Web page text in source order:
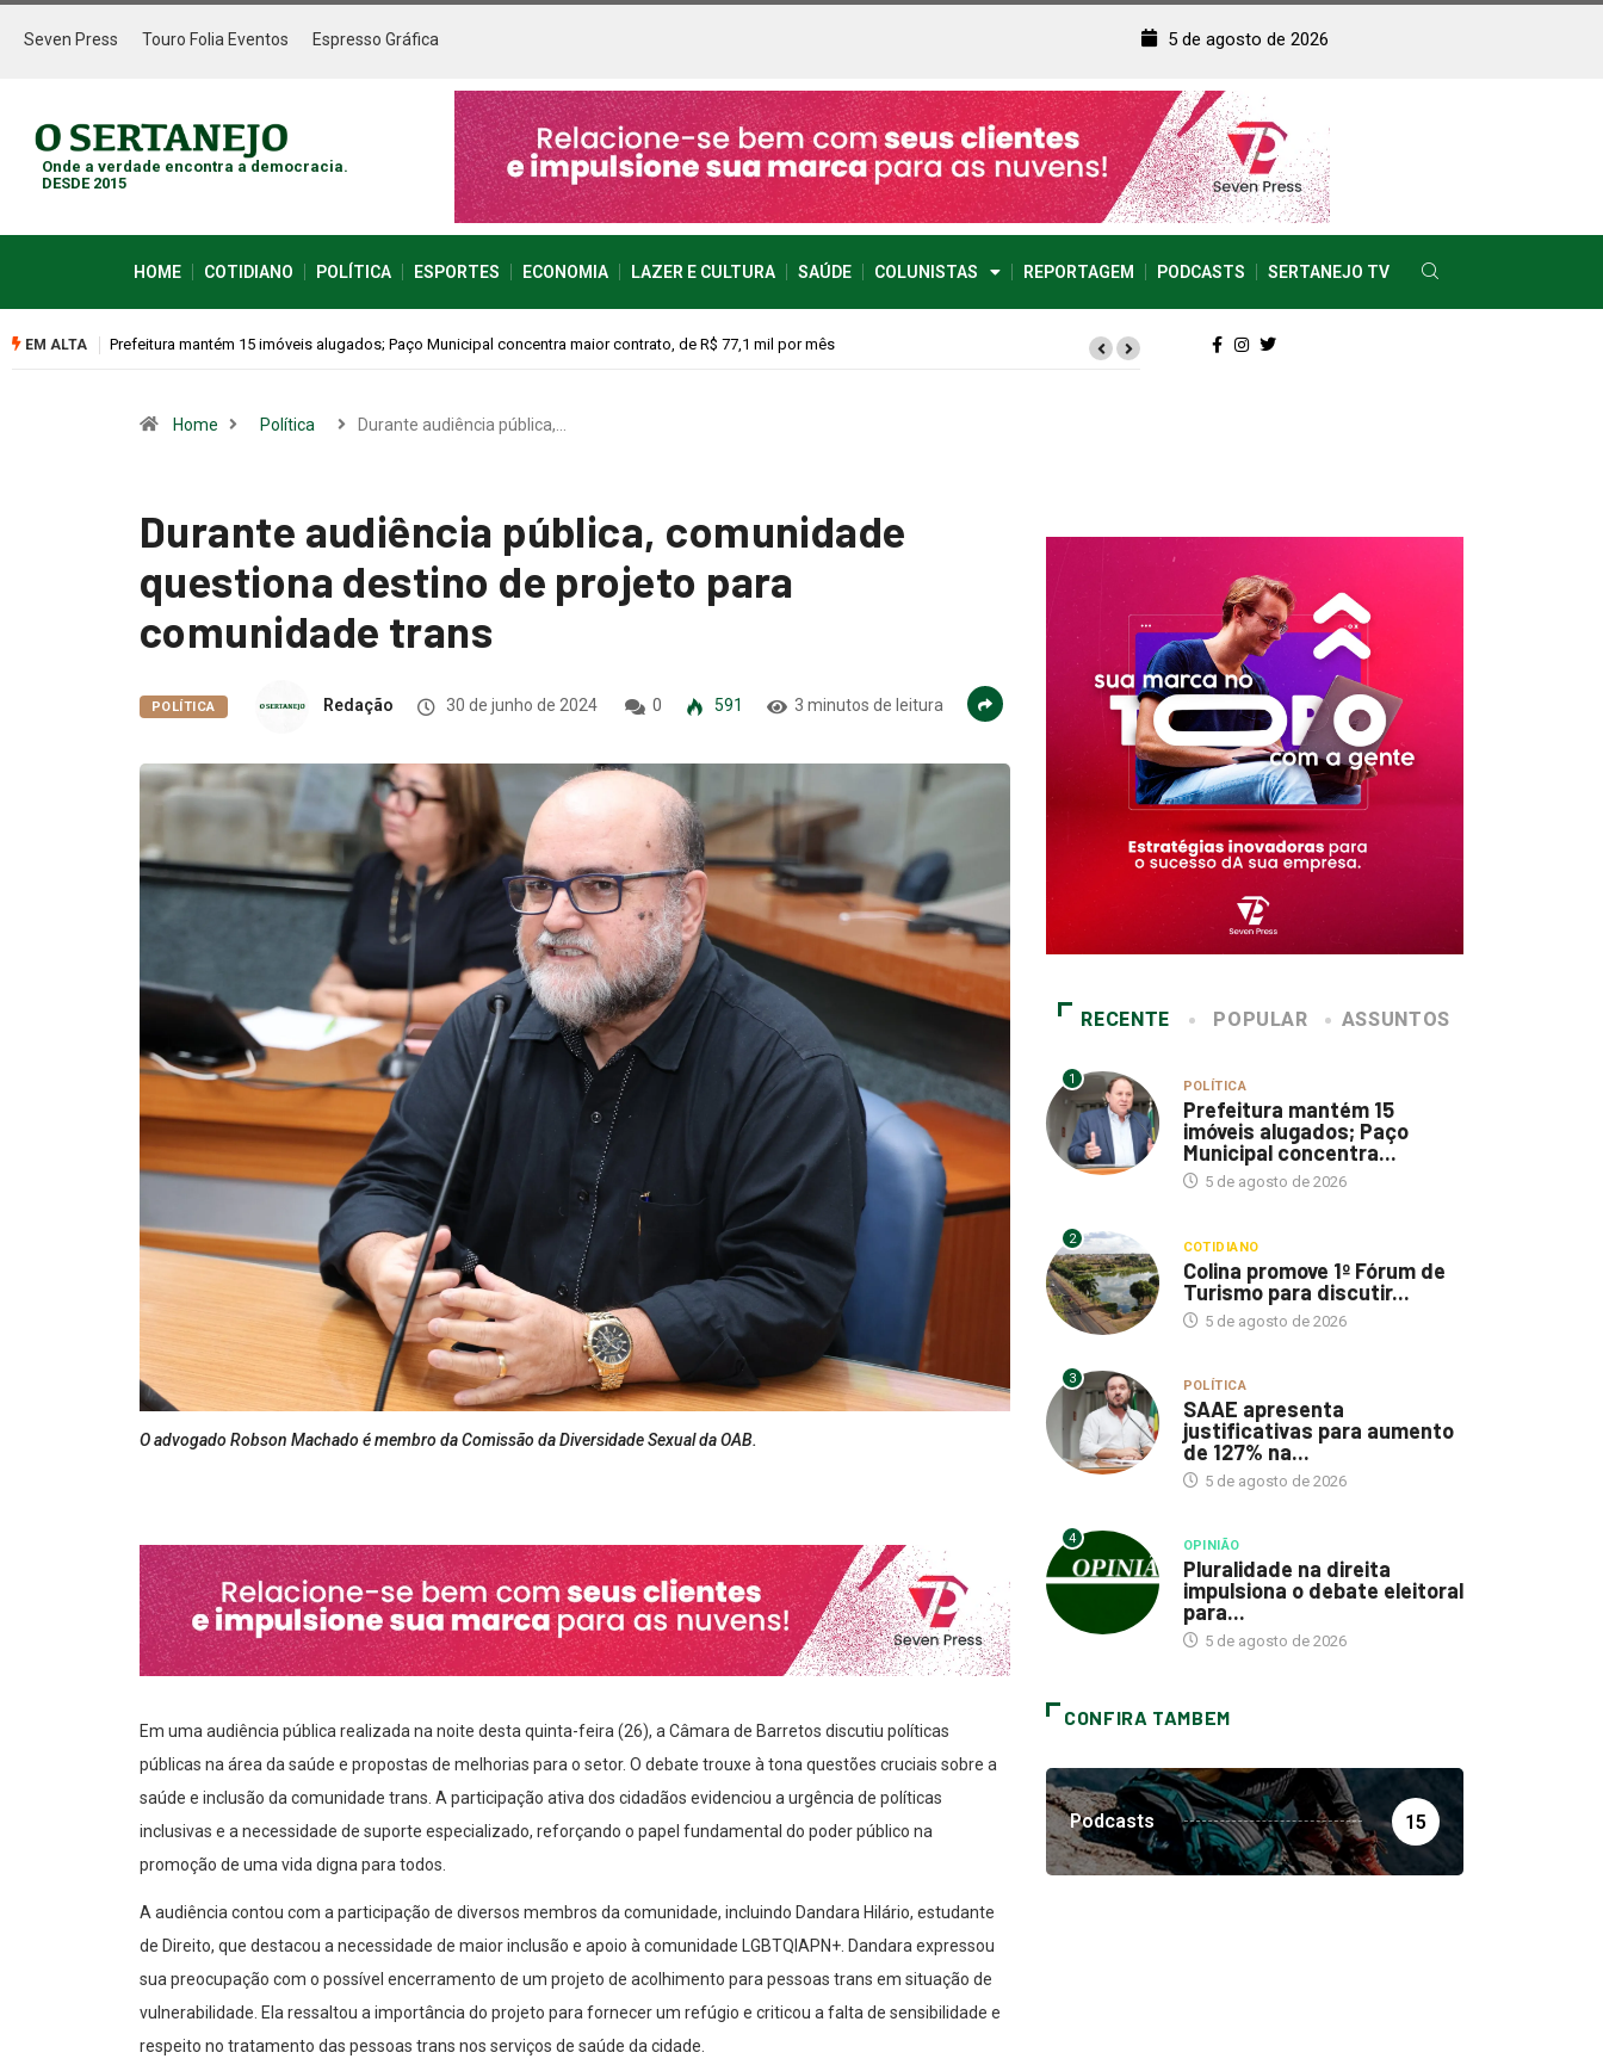
Seven Press Touro Folia Eventos Espresso Gráfica 5 de agosto de 2026
Onde a verdade encontra a democracia.
DESDE 2015
HOME COTIDIANO POLÍTICA ESPORTES ECONOMIA LAZER E CULTURA SAÚDE COLUNISTAS REPORTAGEM PODCASTS SERTANEJO TV
EM ALTA Colina promove 1º Fórum de Turismo para discutir desenvolvimento econômico
Home Política Durante audiência pública,…
Durante audiência pública, comunidade
questiona destino de projeto para
comunidade trans
POLÍTICA Redação 30 de junho de 2024 0 591 3 minutos de leitura
O advogado Robson Machado é membro da Comissão da Diversidade Sexual da OAB.
Em uma audiência pública realizada na noite desta quinta-feira (26), a Câmara de Barretos discutiu políticas
públicas na área da saúde e propostas de melhorias para o setor. O debate trouxe à tona questões cruciais sobre a
saúde e inclusão da comunidade trans. A participação ativa dos cidadãos evidenciou a urgência de políticas
inclusivas e a necessidade de suporte especializado, reforçando o papel fundamental do poder público na
promoção de uma vida digna para todos.
A audiência contou com a participação de diversos membros da comunidade, incluindo Dandara Hilário, estudante
de Direito, que destacou a necessidade de maior inclusão e apoio à comunidade LGBTQIAPN+. Dandara expressou
sua preocupação com o possível encerramento de um projeto de acolhimento para pessoas trans em situação de
vulnerabilidade. Ela ressaltou a importância do projeto para fornecer um refúgio e criticou a falta de sensibilidade e
respeito no tratamento das pessoas trans nos serviços de saúde da cidade.
RECENTE POPULAR ASSUNTOS
1 POLÍTICA
Prefeitura mantém 15
imóveis alugados; Paço
Municipal concentra...
5 de agosto de 2026
2 COTIDIANO
Colina promove 1º Fórum de
Turismo para discutir...
5 de agosto de 2026
3 POLÍTICA
SAAE apresenta
justificativas para aumento
de 127% na...
5 de agosto de 2026
4 OPINIÃO
Pluralidade na direita
impulsiona o debate eleitoral
para...
5 de agosto de 2026
CONFIRA TAMBEM
Podcasts 15